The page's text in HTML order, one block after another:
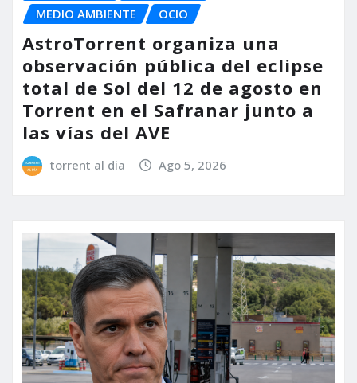
MEDIO AMBIENTE OCIO
AstroTorrent organiza una
observación pública del eclipse
total de Sol del 12 de agosto en
Torrent en el Safranar junto a
las vías del AVE
torrent al dia Ago 5, 2026